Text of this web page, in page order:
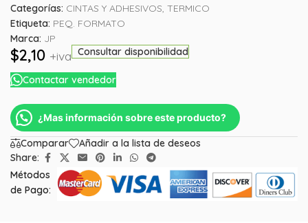
Categorías: CINTAS Y ADHESIVOS, TERMICO
Etiqueta: PEQ. FORMATO
Marca: JP
$2,10 +iva Consultar disponibilidad
Contactar vendedor
¿Mas información sobre este producto?
Comparar
Añadir a la lista de deseos
Share:
Métodos
de Pago: